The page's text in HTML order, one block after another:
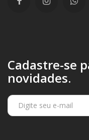
Cadastre-se
novidades.